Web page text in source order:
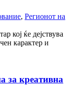
, Регионот на
кој ќе дејствува
карактер и
за креативна